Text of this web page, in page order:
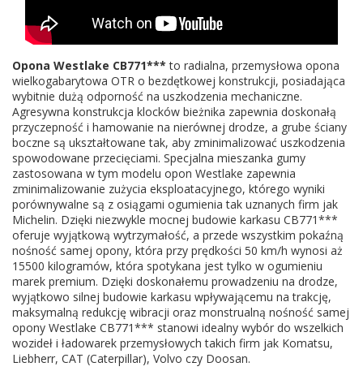
Opona Westlake CB771***to radialna, przemysłowa opona
wielkogabarytowa OTR o bezdętkowej konstrukcji, posiadająca
wybitnie dużą odporność na uszkodzenia mechaniczne.
Agresywna konstrukcja klocków bieżnika zapewnia doskonałą
przyczepność i hamowanie na nierównej drodze, a grube ściany
boczne są ukształtowane tak, aby zminimalizować uszkodzenia
spowodowane przecięciami. Specjalna mieszanka gumy
zastosowana w tym modelu opon Westlake zapewnia
zminimalizowanie zużycia eksploatacyjnego, którego wyniki
porównywalne są z osiągami ogumienia tak uznanych firm jak
Michelin. Dzięki niezwykle mocnej budowie karkasu CB771***
oferuje wyjątkową wytrzymałość, a przede wszystkim pokaźną
nośność samej opony, która przy prędkości 50 km/h wynosi aż
15500 kilogramów, która spotykana jest tylko w ogumieniu
marek premium. Dzięki doskonałemu prowadzeniu na drodze,
wyjątkowo silnej budowie karkasu wpływającemu na trakcję,
maksymalną redukcję wibracji oraz monstrualną nośność samej
opony Westlake CB771*** stanowi idealny wybór do wszelkich
wozideł i ładowarek przemysłowych takich firm jak Komatsu,
Liebherr, CAT (Caterpillar), Volvo czy Doosan.